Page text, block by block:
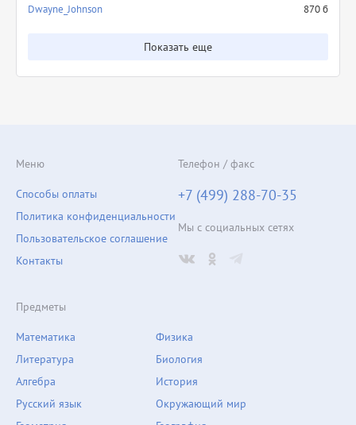
Dwayne_Johnson
870 б
Показать еще
Предметы
Математика
Литература
Алгебра
Русский язык
Физика
Биология
История
Окружающий мир
Меню
Способы оплаты
Политика конфиденциальности
Пользовательское соглашение
Контакты
Телефон / факс
+7 (499) 288-70-35
Мы с социальных сетях